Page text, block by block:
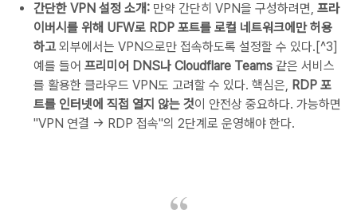
간단한 VPN 설정 소개: 만약 간단히 VPN을 구성하려면, 프라
이버시를 위해 UFW로 RDP 포트를 로컬 네트워크에만 허용
하고외부에서는 VPN으로만 접속하도록 설정할 수 있다.[^3]
예를 들어 프리미어 DNS나 Cloudflare Teams 같은 서비스
를 활용한 클라우드 VPN도 고려할 수 있다. 핵심은, RDP 포
트를 인터넷에 직접 열지 않는 것이 안전상 중요하다. 가능하면
"VPN 연결 -> RDP 접속"의 2단계로 운영해야 한다.